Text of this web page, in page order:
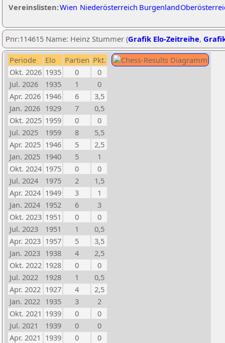
Vereinslisten:Wien Niederösterreich Burgenland
Pnr:114615 Name: Heinz Stummer (Grafik Elo-Zeitreihe,
Periode Elo Partien Pkt.
Okt. 2026 1935 0
0
Jul. 2026
1935 1
0
Apr. 2026 1946 6
3,5
Jan. 2026 1929 7
0,5
Okt. 2025 1959 0
0
Jul. 2025
1959 8
5,5
Apr. 2025 1946 5
2,5
Jan. 2025 1940 5
1
Okt. 2024 1975 0
0
Jul. 2024
1975 2
1,5
Apr. 2024 1949 3
1
Jan. 2024 1952 6
3
Okt. 2023 1951 0
0
Jul. 2023
1951 1
0,5
Apr. 2023 1957 5
3,5
Jan. 2023 1938 4
2,5
Okt. 2022 1928 0
0
Jul. 2022
1928 1
0,5
Apr. 2022 1927 4
2,5
Jan. 2022 1935 3
2
Okt. 2021 1939 0
0
Jul. 2021
1939 0
0
Apr. 2021 1939 0
0